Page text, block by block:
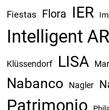
Fiestas Flora IER
Intelligent
Klüssendorf LISA
Nabanco Nagler
Patrimonio